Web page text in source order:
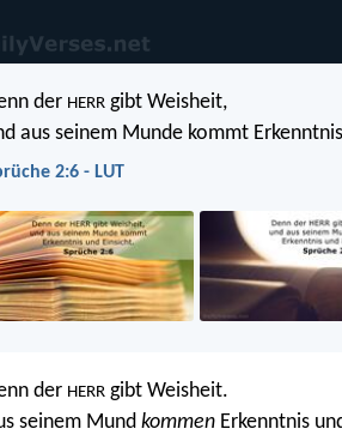
der HERR gibt Weisheit,
aus seinem Munde kommt
2:6 - LUT
der HERR gibt Weisheit.
seinem Mund kommen Erkenntnis